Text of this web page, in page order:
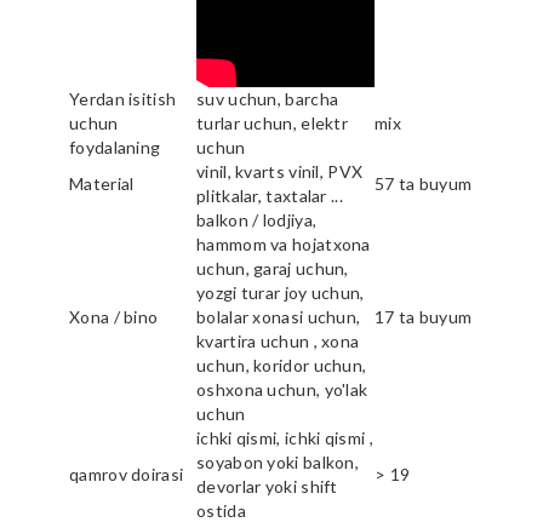
Yerdan isitish
uchun
foydalaning
suv uchun, barcha
turlar uchun, elektr
uchun
mix
Material
vinil, kvarts vinil, PVX
plitkalar, taxtalar ...
57 ta buyum
Xona / bino
balkon / lodjiya,
hammom va hojatxona
uchun, garaj uchun,
yozgi turar joy uchun,
bolalar xonasi uchun,
kvartira uchun , xona
uchun, koridor uchun,
oshxona uchun, yo'lak
uchun
17 ta buyum
qamrov doirasi
ichki qismi, ichki qismi ,
soyabon yoki balkon,
devorlar yoki shift
ostida
> 19